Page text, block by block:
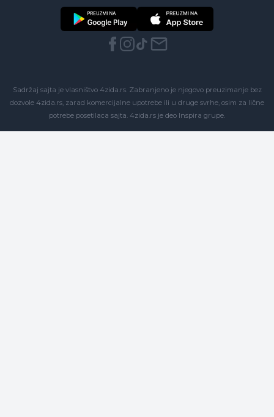
Sadržaj sajta je vlasništvo 4zida.rs. Zabranjeno je njegovo preuzimanje bez
dozvole 4zida.rs, zarad komercijalne upotrebe ili u druge svrhe, osim za lične
potrebe posetilaca sajta. 4zida.rs je deo Inspira grupe.